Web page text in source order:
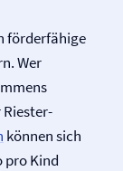
förderfähige
Wer
Riester-
können sich
pro Kind